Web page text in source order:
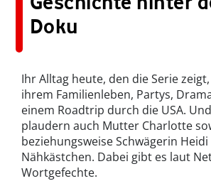
Doku
Ihr Alltag heute, den die Serie
ihrem Familienleben, Partys,
einem Roadtrip durch die USA.
plaudern auch Mutter Charlotte
beziehungsweise Schwägerin
Nähkästchen. Dabei gibt es laut
Wortgefechte.